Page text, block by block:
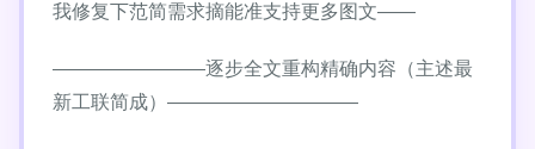
我修复下范简需求摘能准支持更多图文——
————————逐步全文重构精确内容（主述最
新工联简成）——————————